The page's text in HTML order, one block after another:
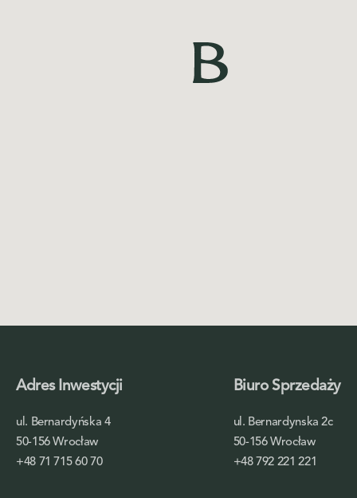
Adres Inwestycji
ul. Bernardyńska 4
50-156 Wrocław
+48 71 715 60 70
Biuro Sprzedaży
ul. Bernardynska 2c
50-156 Wrocław
+48 792 221 221